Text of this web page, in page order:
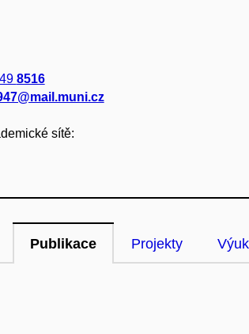
8516
sítě:
Publikace Projekty